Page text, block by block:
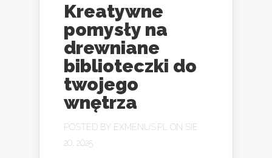
Kreatywne
pomysły na
drewniane
biblioteczki do
twojego
wnętrza
POSTED BY EXMENUS.PL
ON SIE
20, 2025